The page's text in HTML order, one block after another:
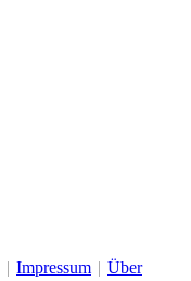
Impressum
Über